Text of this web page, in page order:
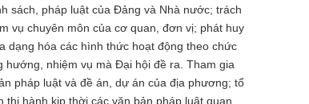
sách, pháp luật của Đảng và Nhà nước; trách
vụ chuyên môn của cơ quan, đơn vị; phát huy
dạng hóa các hình thức hoạt động theo chức
nhiệm vụ mà Đại hội đề ra. Tham gia
pháp luật và đề án, dự án của địa phương; tổ
hành kịp thời các văn bản pháp luật quan